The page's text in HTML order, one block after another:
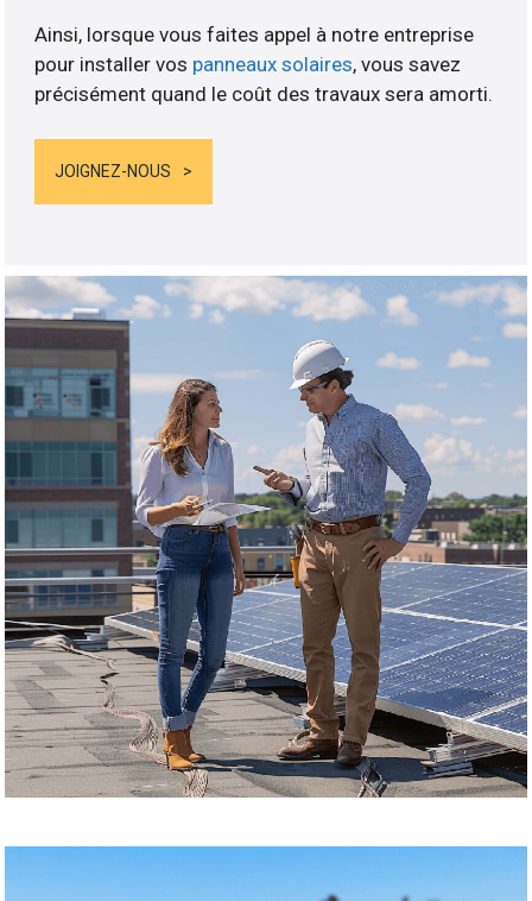
Ainsi, lorsque vous faites appel à notre entreprise
pour installer vos panneaux solaires, vous savez
précisément quand le coût des travaux sera amorti.
JOIGNEZ-NOUS